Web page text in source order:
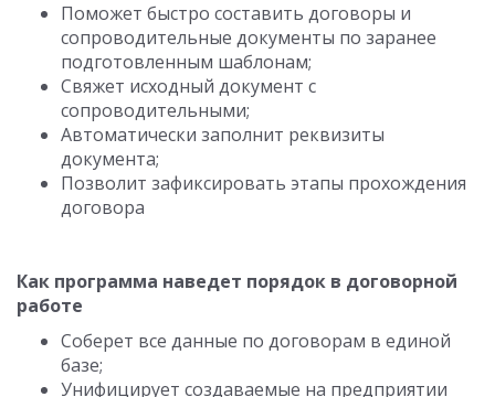
Поможет быстро составить договоры и
сопроводительные документы по заранее
подготовленным шаблонам;
Свяжет исходный документ с
сопроводительными;
Автоматически заполнит реквизиты
документа;
Позволит зафиксировать этапы прохождения
договора
Как программа наведет порядок в договорной
работе
Соберет все данные по договорам в единой
базе;
Унифицирует создаваемые на предприятии